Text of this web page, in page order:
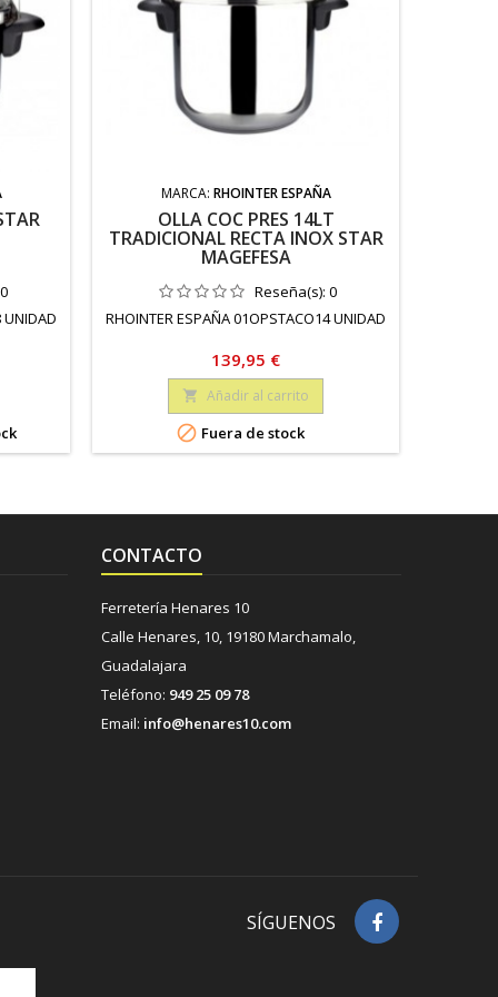
0
UNIDAD
MARCA: RHOINTER ESPAÑA
OLLA COC PRES 14LT
TRADICIONAL RECTA INOX STAR
MAGEFESA
Reseña(s): 0
RHOINTER ESPAÑA 01OPSTACO14 UNIDAD
Precio
139,95 €
 Añadir al carrito
 Fuera de stock
CONTACTO
Ferretería Henares 10
Calle Henares, 10, 19180 Marchamalo,
Guadalajara
Teléfono: 949 25 09 78
Email: info@henares10.com
SÍGUENOS